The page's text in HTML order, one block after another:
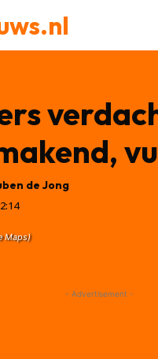
de Jong
Maps)
- Advertisement -